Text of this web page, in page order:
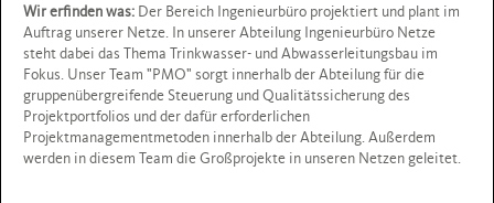
Wir erfinden was: Der Bereich Ingenieurbüro projektiert und plant im
Auftrag unserer Netze. In unserer Abteilung Ingenieurbüro Netze
steht dabei das Thema Trinkwasser- und Abwasserleitungsbau im
Fokus. Unser Team "PMO" sorgt innerhalb der Abteilung für die
gruppenübergreifende Steuerung und Qualitätssicherung des
Projektportfolios und der dafür erforderlichen
Projektmanagementmetoden innerhalb der Abteilung. Außerdem
werden in diesem Team die Großprojekte in unseren Netzen geleitet.